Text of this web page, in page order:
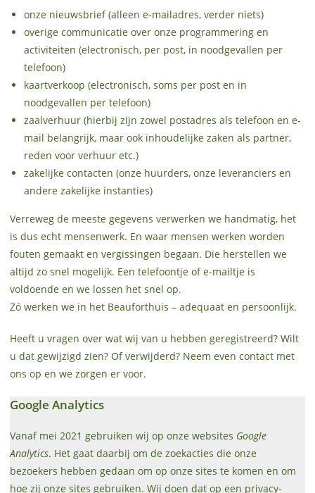
onze nieuwsbrief (alleen e-mailadres, verder niets)
overige communicatie over onze programmering en
activiteiten (electronisch, per post, in noodgevallen per
telefoon)
kaartverkoop (electronisch, soms per post en in
noodgevallen per telefoon)
zaalverhuur (hierbij zijn zowel postadres als telefoon en e-
mail belangrijk, maar ook inhoudelijke zaken als partner,
reden voor verhuur etc.)
zakelijke contacten (onze huurders, onze leveranciers en
andere zakelijke instanties)
Verreweg de meeste gegevens verwerken we handmatig, het
is dus echt mensenwerk. En waar mensen werken worden
fouten gemaakt en vergissingen begaan. Die herstellen we
altijd zo snel mogelijk. Een telefoontje of e-mailtje is
voldoende en we lossen het snel op.
Zó werken we in het Beauforthuis – adequaat en persoonlijk.
Heeft u vragen over wat wij van u hebben geregistreerd? Wilt
u dat gewijzigd zien? Of verwijderd? Neem even contact met
ons op en we zorgen er voor.
Google Analytics
Vanaf mei 2021 gebruiken wij op onze websites Google
Analytics. Het gaat daarbij om de zoekacties die onze
bezoekers hebben gedaan om op onze sites te komen en om
hoe zij onze sites gebruiken. Wij doen dat op een privacy-